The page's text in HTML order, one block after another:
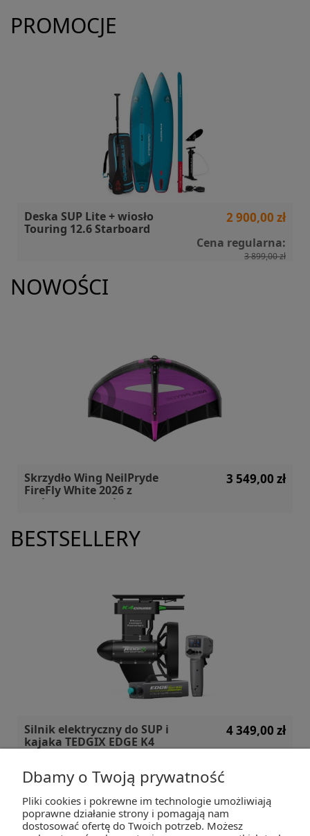
PROMOCJE
Deska SUP Lite + wiosło
Touring 12.6 Starboard
2 900,00 zł
Cena regularna:
3 899,00 zł
NOWOŚCI
Skrzydło Wing NeilPryde
FireFly White 2026 z
carbonowym uchwytem
3 549,00 zł
BESTSELLERY
Silnik elektryczny do SUP i
kajaka TEDGIX EDGE K4
4 349,00 zł
ZAKUPY
Dbamy o Twoją prywatność
Pliki cookies i pokrewne im technologie umożliwiają
poprawne działanie strony i pomagają nam
dostosować ofertę do Twoich potrzeb. Możesz